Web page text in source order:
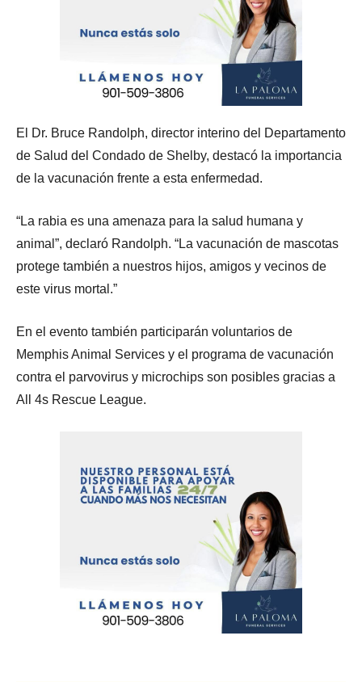
El Dr. Bruce Randolph, director interino del Departamento
de Salud del Condado de Shelby, destacó la importancia
de la vacunación frente a esta enfermedad.
“La rabia es una amenaza para la salud humana y
animal”, declaró Randolph. “La vacunación de mascotas
protege también a nuestros hijos, amigos y vecinos de
este virus mortal.”
En el evento también participarán voluntarios de
Memphis Animal Services y el programa de vacunación
contra el parvovirus y microchips son posibles gracias a
All 4s Rescue League.